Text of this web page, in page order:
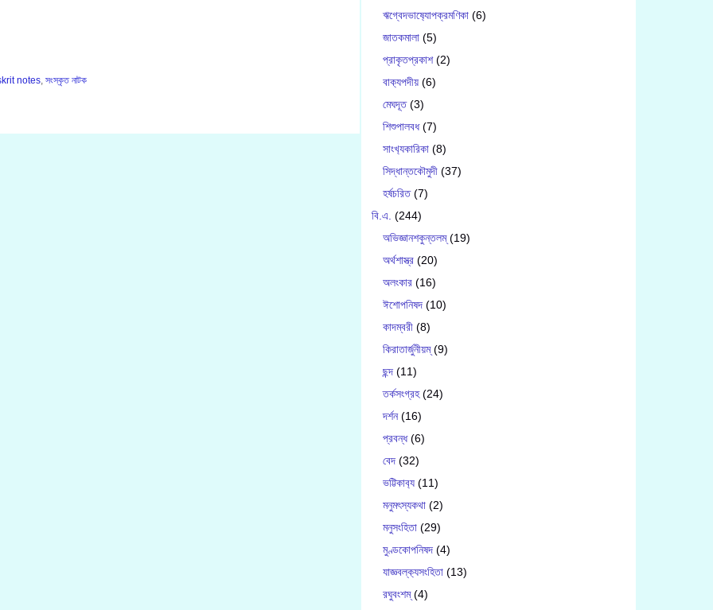
notes,সংস্কৃত নাটক
ঋগ্বেদভাষ‍্যোপক্রমণিকা (6)
জাতকমালা (5)
প্রাকৃতপ্রকাশ(2)
বাক‍্যপদীয় (6)
মেঘদূত(3)
শিশুপালবধ(7)
সাংখ‍্যকারিকা (8)
সিদ্ধান্তকৌমুদী (37)
হর্ষচরিত(7)
বি.এ. (244)
অভিজ্ঞানশকুন্তলম্(19)
অর্থশাস্ত্র (20)
অলংকার (16)
ঈশোপনিষদ (10)
কাদম্বরী (8)
কিরাতার্জুনীয়ম্(9)
ছন্দ (11)
তর্কসংগ্রহ(24)
দর্শন(16)
প্রবন্ধ(6)
বেদ (32)
ভট্টিকাব‍্য (11)
মনুমৎস্যকথা (2)
মনুসংহিতা (29)
মুণ্ডকোপনিষদ (4)
যাজ্ঞবল্ক‍্যসংহিতা (13)
রঘুবংশম্(4)